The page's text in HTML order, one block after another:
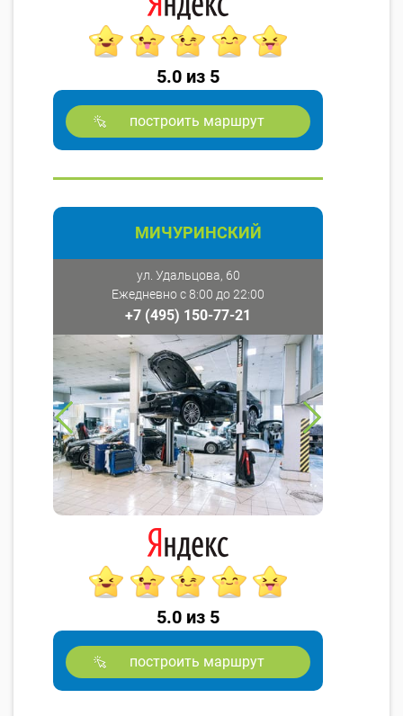
5.0 из 5
построить маршрут
МИЧУРИНСКИЙ
ул. Удальцова, 60
Ежедневно с 8:00 до 22:00
+7 (495) 150-77-21
5.0 из 5
построить маршрут